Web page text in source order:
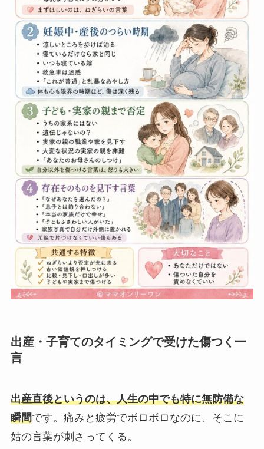
出産・子育てのタイミングで受けた傷つく一
言
出産直後というのは、人生の中でも特に無防備な
瞬間です。痛みと疲労でボロボロなのに、そこに
姑の言葉が刺さってくる。